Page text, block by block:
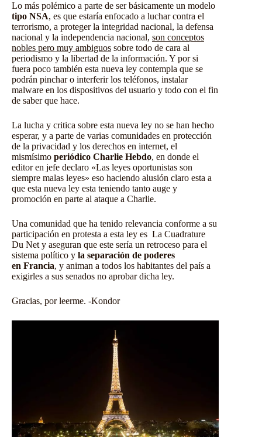
Lo más polémico a parte de ser básicamente un modelo
tipo NSA, es que estaría enfocado a luchar contra el
terrorismo, a proteger la integridad nacional, la defensa
nacional y la independencia nacional, son conceptos
nobles pero muy ambiguos sobre todo de cara al
periodismo y la libertad de la información. Y por si
fuera poco también esta nueva ley contempla que se
podrán pinchar o interferir los teléfonos, instalar
malware en los dispositivos del usuario y todo con el fin
de saber que hace.
La lucha y critica sobre esta nueva ley no se han hecho
esperar, y a parte de varias comunidades en protección
de la privacidad y los derechos en internet, el
mismísimo periódico Charlie Hebdo, en donde el
editor en jefe declaro «Las leyes oportunistas son
siempre malas leyes» eso haciendo alusión claro esta a
que esta nueva ley esta teniendo tanto auge y
promoción en parte al ataque a Charlie.
Una comunidad que ha tenido relevancia conforme a su
participación en protesta a esta ley es La Cuadrature
Du Net y aseguran que este sería un retroceso para el
sistema político y la separación de poderes
en Francia, y animan a todos los habitantes del país a
exigirles a sus senados no aprobar dicha ley.
Gracias, por leerme. -Kondor